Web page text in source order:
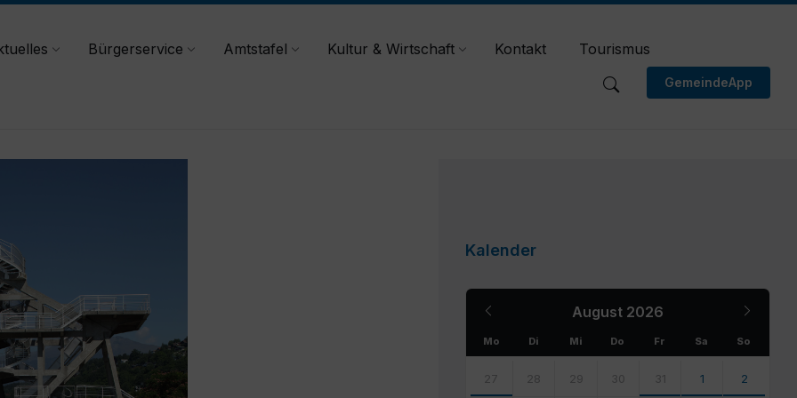
Bürgerservice Amtstafel Kultur & Wirtschaft Kontakt Tourismus
GemeindeApp
Kalender
August 2026
Month
Mo Di Mi Do Fr Sa So
calendar
27 28 29 30 31 1 2